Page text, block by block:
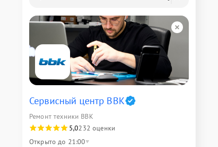
Сервисный центр BBK
Ремонт техники BBK
5,0232 оценки
Открыто до 21:00